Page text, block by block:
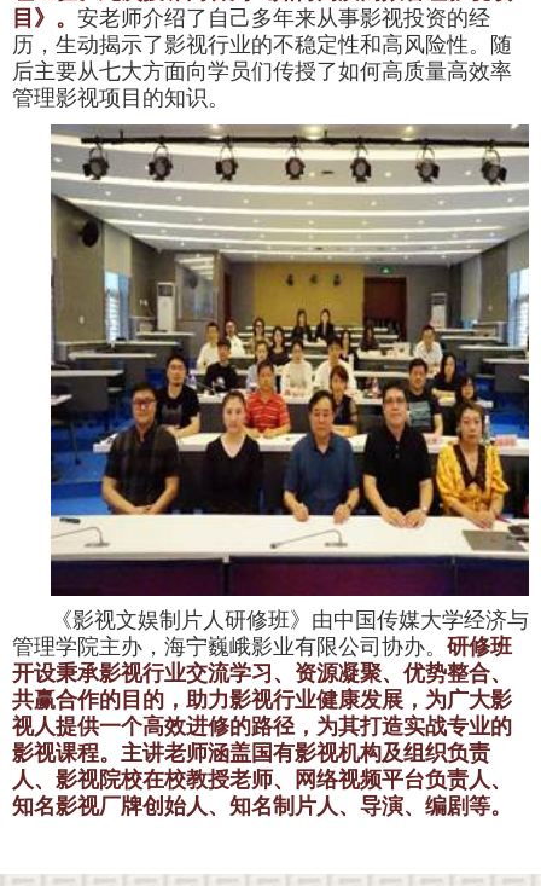
目》 。 安老师介绍了自己多年来从事影视投资的经
历，生动揭示了影视行业的不稳定性和高风险性。随
后主要从七大方面向学员们传授了如何高质量高效率
管理影视项目的知识。
《影视文娱制片人研修班》由中国传媒大学经济与
管理学院主办，海宁巍峨影业有限公司协办。 研修班
开设秉承影视行业交流学习、资源凝聚、优势整合、
共赢合作的目的，助力影视行业健康发展，为广大影
视人提供一个高效进修的路径，为其打造实战专业的
影视课程。主讲老师涵盖国有影视机构及组织负责
人、影视院校在校教授老师、网络视频平台负责人、
知名影视厂牌创始人、知名制片人、导演、编剧等。